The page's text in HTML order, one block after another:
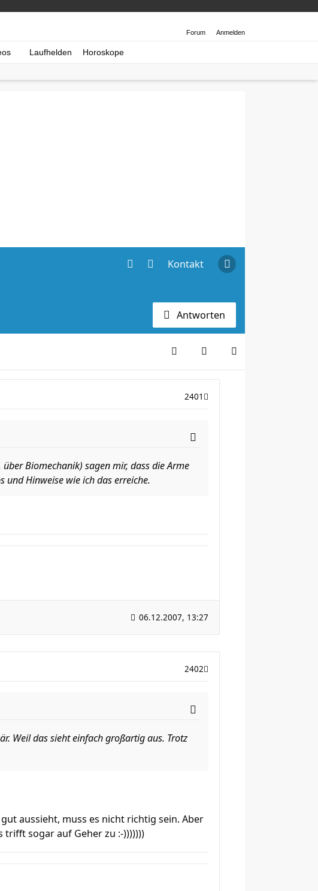
Forum Anmelden
Laufhelden Horoskope
Kontakt
Antworten
2401
Biomechanik) sagen mir, dass die Arme
und Hinweise wie ich das erreiche.
06.12.2007, 13:27
2402
Weil das sieht einfach großartig aus. Trotz
aussieht, muss es nicht richtig sein. Aber
sogar auf Geher zu :-)))))))